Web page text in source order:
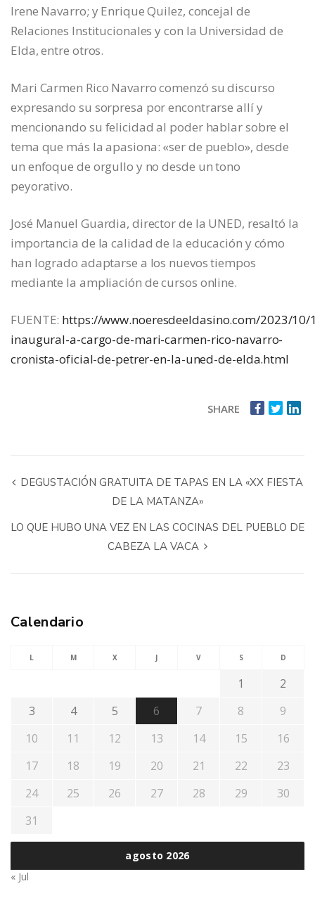
Irene Navarro; y Enrique Quilez, concejal de
Relaciones Institucionales y con la Universidad de
Elda, entre otros.
Mari Carmen Rico Navarro comenzó su discurso
expresando su sorpresa por encontrarse allí y
mencionando su felicidad al poder hablar sobre el
tema que más la apasiona: «ser de pueblo», desde
un enfoque de orgullo y no desde un tono
peyorativo.
José Manuel Guardia, director de la UNED, resaltó la
importancia de la calidad de la educación y cómo
han logrado adaptarse a los nuevos tiempos
mediante la ampliación de cursos online.
FUENTE: https://www.noeresdeeldasino.com/2023/10/
inaugural-a-cargo-de-mari-carmen-rico-navarro-
cronista-oficial-de-petrer-en-la-uned-de-elda.html
SHARE
DEGUSTACIÓN GRATUITA DE TAPAS EN LA «XX FIESTA
DE LA MATANZA»
LO QUE HUBO UNA VEZ EN LAS COCINAS DEL PUEBLO DE
CABEZA LA VACA
Calendario
agosto 2026
L M X J V S D
1
2
3
4 5 6 7 8
9
10
11 12 13 14 15
16
17
18 19 20 21 22
23
24
25 26 27 28 29
30
31
« Jul